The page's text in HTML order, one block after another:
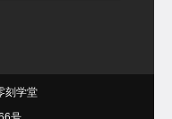
刻学堂